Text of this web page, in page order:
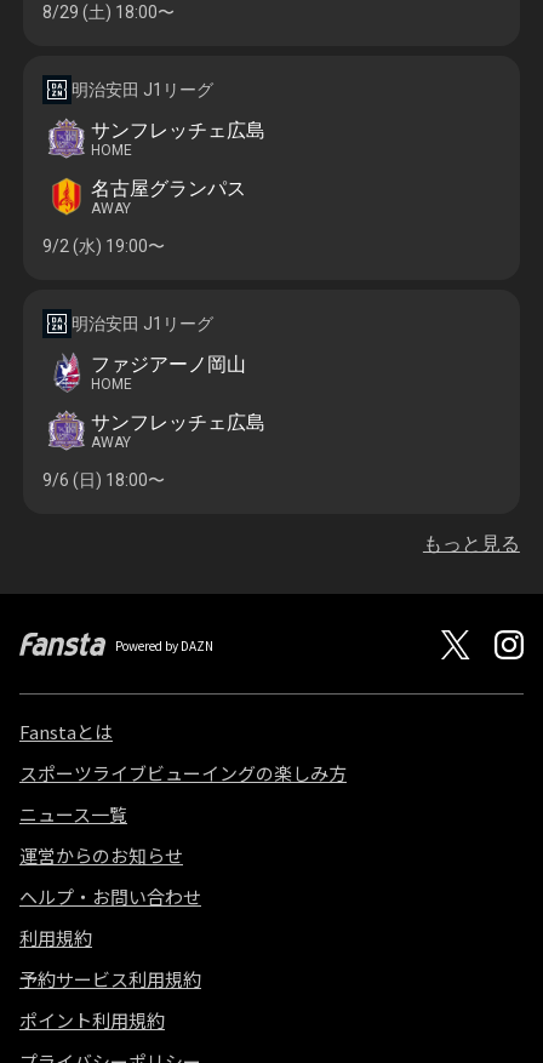
8/29 (土) 18:00〜
明治安田 J1リーグ
サンフレッチェ広島
HOME
名古屋グランパス
AWAY
9/2 (水) 19:00〜
明治安田 J1リーグ
ファジアーノ岡山
HOME
サンフレッチェ広島
AWAY
9/6 (日) 18:00〜
もっと見る
Powered by DAZN
Fanstaとは
スポーツライブビューイングの楽しみ方
ニュース一覧
運営からのお知らせ
ヘルプ・お問い合わせ
利用規約
予約サービス利用規約
ポイント利用規約